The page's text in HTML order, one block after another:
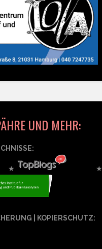
UND MEHR:
★ ★
| KOPIERSCHUTZ: